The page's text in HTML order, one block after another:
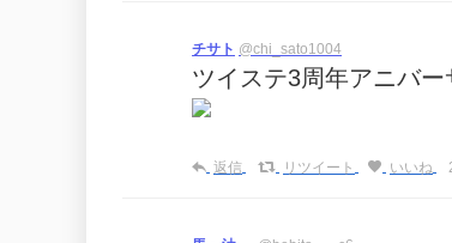
チサト @chi_sato1004
ツイステ3周年アニバー
返信 リツイート いいね